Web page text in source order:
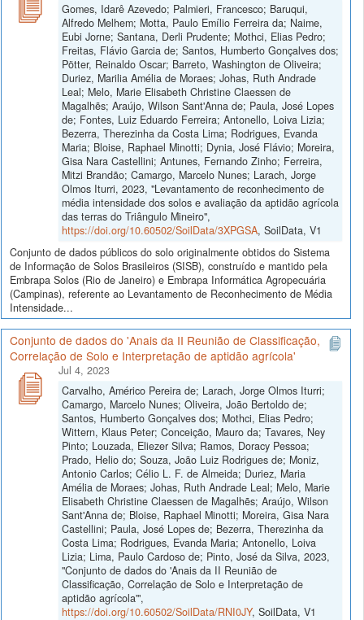
Gomes, Idarê Azevedo; Palmieri, Francesco; Baruqui,
Alfredo Melhem; Motta, Paulo Emílio Ferreira da; Naime,
Eubi Jorne; Santana, Derli Prudente; Mothci, Elias Pedro;
Freitas, Flávio Garcia de; Santos, Humberto Gonçalves dos;
Pötter, Reinaldo Oscar; Barreto, Washington de Oliveira;
Duriez, Marilia Amélia de Moraes; Johas, Ruth Andrade
Leal; Melo, Marie Elisabeth Christine Claessen de
Magalhẽs; Araújo, Wilson Sant'Anna de; Paula, José Lopes
de; Fontes, Luiz Eduardo Ferreira; Antonello, Loiva Lizia;
Bezerra, Therezinha da Costa Lima; Rodrigues, Evanda
Maria; Bloise, Raphael Minotti; Dynia, José Flávio; Moreira,
Gisa Nara Castellini; Antunes, Fernando Zinho; Ferreira,
Mitzi Brandão; Camargo, Marcelo Nunes; Larach, Jorge
Olmos Iturri, 2023, "Levantamento de reconhecimento de
média intensidade dos solos e avaliação da aptidão agrícola
das terras do Triângulo Mineiro",
https://doi.org/10.60502/SoilData/3XPGSA, SoilData, V1
Conjunto de dados públicos do solo originalmente obtidos do Sistema
de Informação de Solos Brasileiros (SISB), construído e mantido pela
Embrapa Solos (Rio de Janeiro) e Embrapa Informática Agropecuária
(Campinas), referente ao Levantamento de Reconhecimento de Média
Intensidade...
Conjunto de dados do 'Anais da II Reunião de Classificação,
Correlação de Solo e Interpretação de aptidão agrícola'
Jul 4, 2023
Carvalho, Américo Pereira de; Larach, Jorge Olmos Iturri;
Camargo, Marcelo Nunes; Oliveira, João Bertoldo de;
Santos, Humberto Gonçalves dos; Mothci, Elias Pedro;
Wittern, Klaus Peter; Conceição, Mauro da; Tavares, Ney
Pinto; Louzada, Eliezer Silva; Ramos, Doracy Pessoa;
Prado, Helio do; Souza, João Luiz Rodrigues de; Moniz,
Antonio Carlos; Célio L. F. de Almeida; Duriez, Maria
Amélia de Moraes; Johas, Ruth Andrade Leal; Melo, Marie
Elisabeth Christine Claessen de Magalhẽs; Araújo, Wilson
Sant'Anna de; Bloise, Raphael Minotti; Moreira, Gisa Nara
Castellini; Paula, José Lopes de; Bezerra, Therezinha da
Costa Lima; Rodrigues, Evanda Maria; Antonello, Loiva
Lizia; Lima, Paulo Cardoso de; Pinto, José da Silva, 2023,
"Conjunto de dados do 'Anais da II Reunião de
Classificação, Correlação de Solo e Interpretação de
aptidão agrícola'",
https://doi.org/10.60502/SoilData/RNI0JY, SoilData, V1